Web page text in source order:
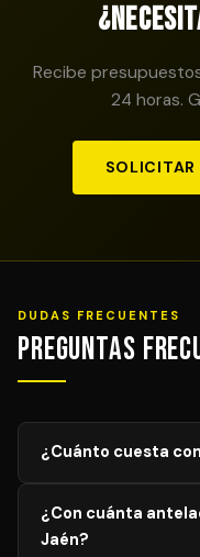
Recibe
24 horas.
SOLICITAR
DUDAS FRECUENTES
Preguntas
¿Cuánto cuesta
tipo de evento,
servicios comienzan
¿Con cuánta
Jaén?